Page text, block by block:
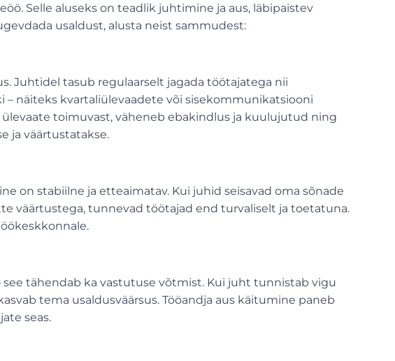
Selle aluseks on teadlik juhtimine ja aus, läbipaistev
usaldust, alusta neist sammudest:
Juhtidel tasub regulaarselt jagada töötajatega nii
näiteks kvartaliülevaadete või sisekommunikatsiooni
toimuvast, väheneb ebakindlus ja kuulujutud ning
ja väärtustatakse.
on stabiilne ja etteaimatav. Kui juhid seisavad oma sõnade
väärtustega, tunnevad töötajad end turvaliselt ja toetatuna.
see tähendab ka vastutuse võtmist. Kui juht tunnistab vigu
tema usaldusväärsus. Tööandja aus käitumine paneb
seas.